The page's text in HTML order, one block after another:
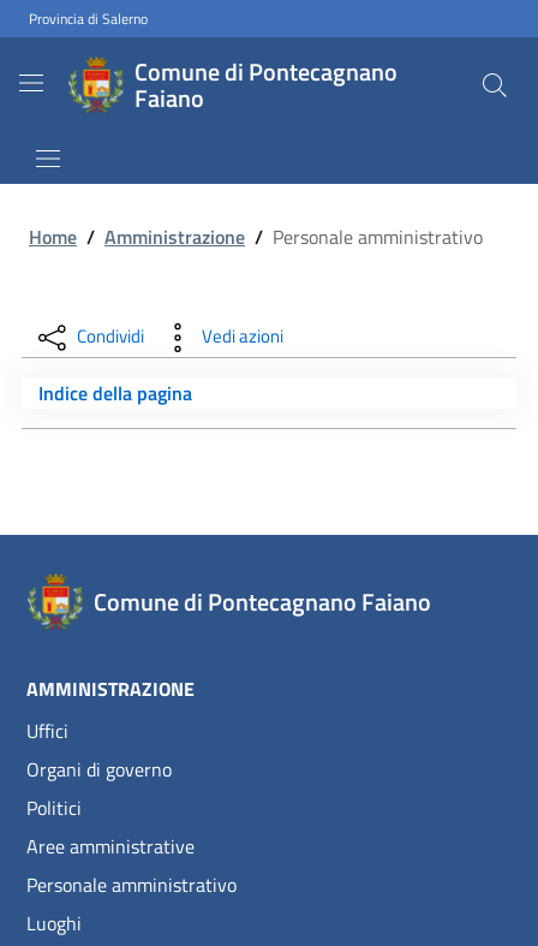
Provincia di Salerno
Comune di Pontecagnano
Faiano
Home / Amministrazione / Personale amministrativo
Condividi Vedi azioni
Indice della pagina
Comune di Pontecagnano Faiano
AMMINISTRAZIONE
Uffici
Organi di governo
Politici
Aree amministrative
Personale amministrativo
Luoghi